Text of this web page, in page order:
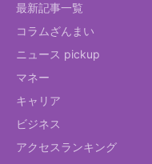
最新記事一覧
コラムざんまい
ニュース pickup
マネー
キャリア
ビジネス
アクセスランキング